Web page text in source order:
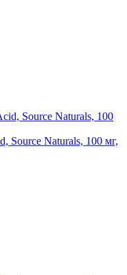
Source Naturals, 100 мг,